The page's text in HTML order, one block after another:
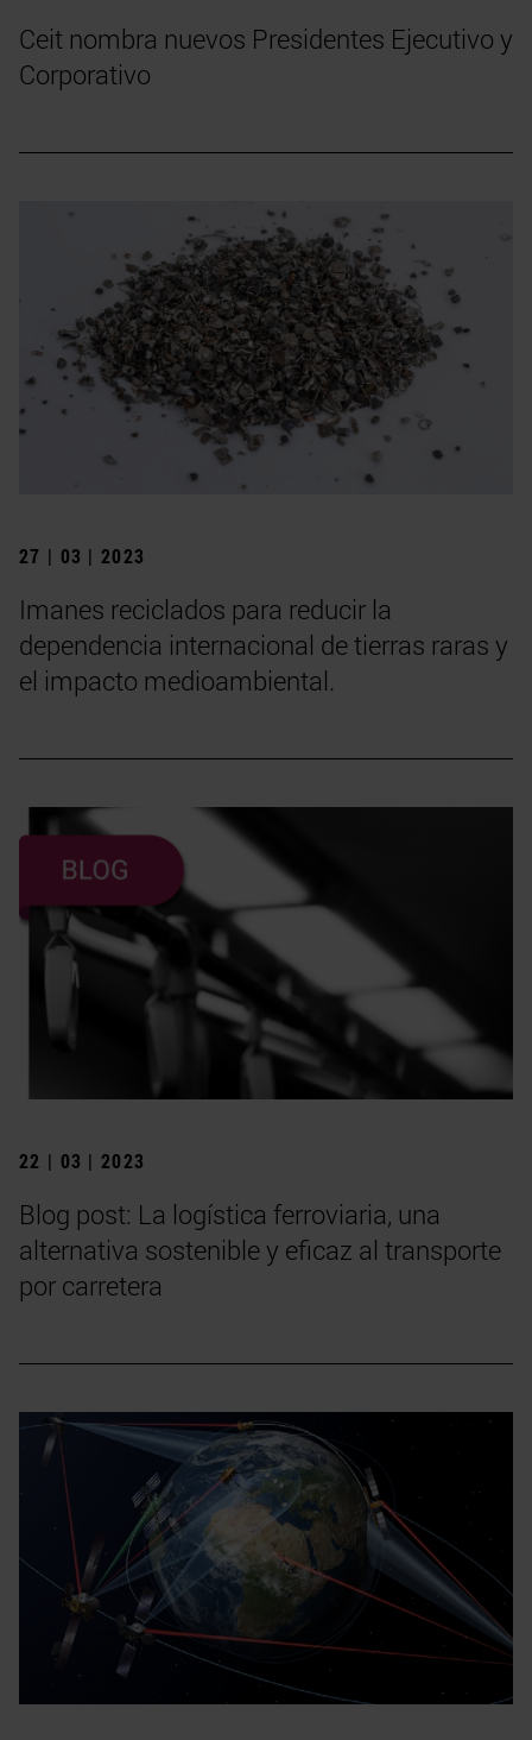
Ceit nombra nuevos Presidentes Ejecutivo y
Corporativo
27 | 03 | 2023
Imanes reciclados para reducir la
dependencia internacional de tierras raras y
el impacto medioambiental.
22 | 03 | 2023
Blog post: La logística ferroviaria, una
alternativa sostenible y eficaz al transporte
por carretera